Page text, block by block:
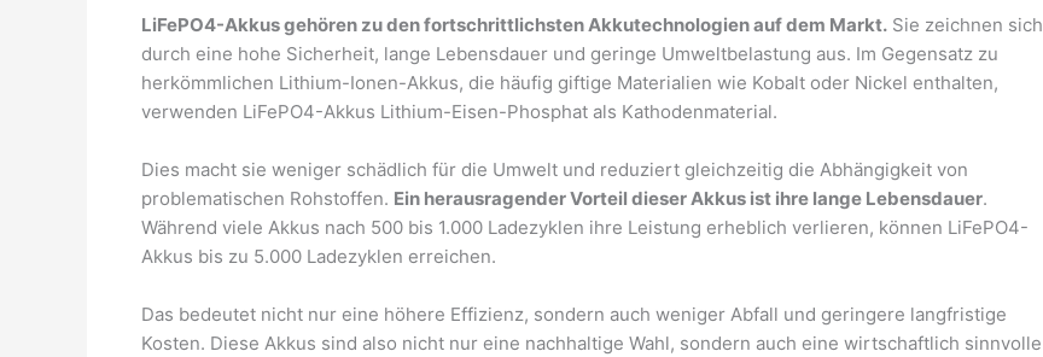
LiFePO4-Akkus gehören zu den fortschrittlichsten Akkutechnologien auf dem Markt. Sie zeichnen sich
durch eine hohe Sicherheit, lange Lebensdauer und geringe Umweltbelastung aus. Im Gegensatz zu
herkömmlichen Lithium-Ionen-Akkus, die häufig giftige Materialien wie Kobalt oder Nickel enthalten,
verwenden LiFePO4-Akkus Lithium-Eisen-Phosphat als Kathodenmaterial.
Dies macht sie weniger schädlich für die Umwelt und reduziert gleichzeitig die Abhängigkeit von
problematischen Rohstoffen. Ein herausragender Vorteil dieser Akkus ist ihre lange Lebensdauer.
Während viele Akkus nach 500 bis 1.000 Ladezyklen ihre Leistung erheblich verlieren, können LiFePO4-
Akkus bis zu 5.000 Ladezyklen erreichen.
Das bedeutet nicht nur eine höhere Effizienz, sondern auch weniger Abfall und geringere langfristige
Kosten. Diese Akkus sind also nicht nur eine nachhaltige Wahl, sondern auch eine wirtschaftlich sinnvolle